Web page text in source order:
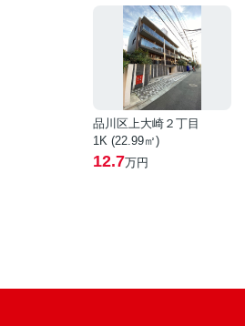
品川区上大崎２丁目
1K (22.99㎡)
12.7万円